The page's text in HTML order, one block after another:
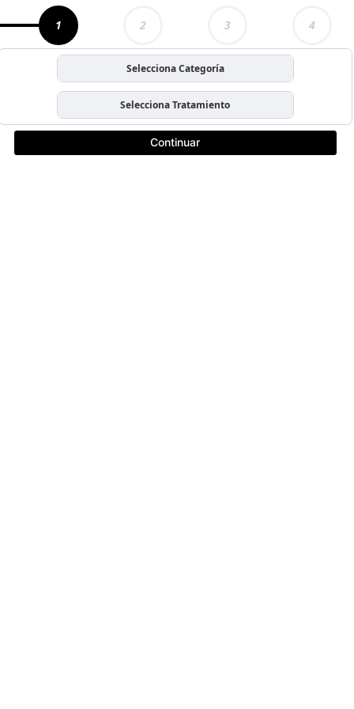
1 2 3 4
Selecciona Categoría
Selecciona Tratamiento
Continuar